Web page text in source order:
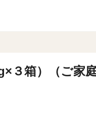
３箱）（ご家庭